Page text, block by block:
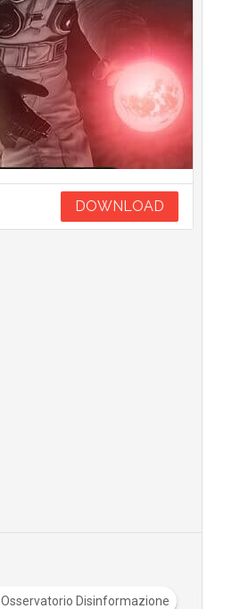
DOWNLOAD
Osservatorio Disinformazione